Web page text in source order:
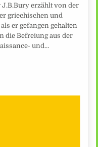
erzählt von der
griechischen und
er gefangen gehalten
die Befreiung aus der
und…